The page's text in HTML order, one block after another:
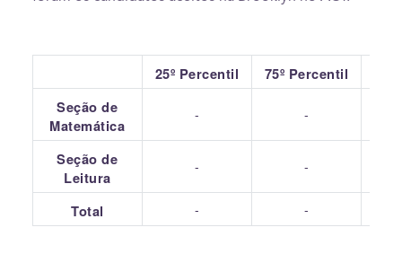
25º Percentil 75º Percentil
Seção de
Matemática
- -
Seção de
Leitura
- -
Total - -